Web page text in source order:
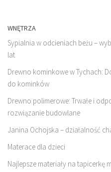
WNĘTRZA
Sypialnia w odcieniach beżu –
lat
Drewno kominkowe w Tychach:
do kominków
Drewno polimerowe: Trwałe i
rozwiązanie budowlane
Janina Ochojska – działalność
Materace dla dzieci
Najlepsze materiały na tapicerkę